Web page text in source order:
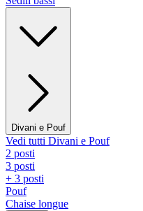
Divani e Pouf
Vedi tutti Divani e Pouf
2 posti
3 posti
+ 3 posti
Pouf
Chaise longue